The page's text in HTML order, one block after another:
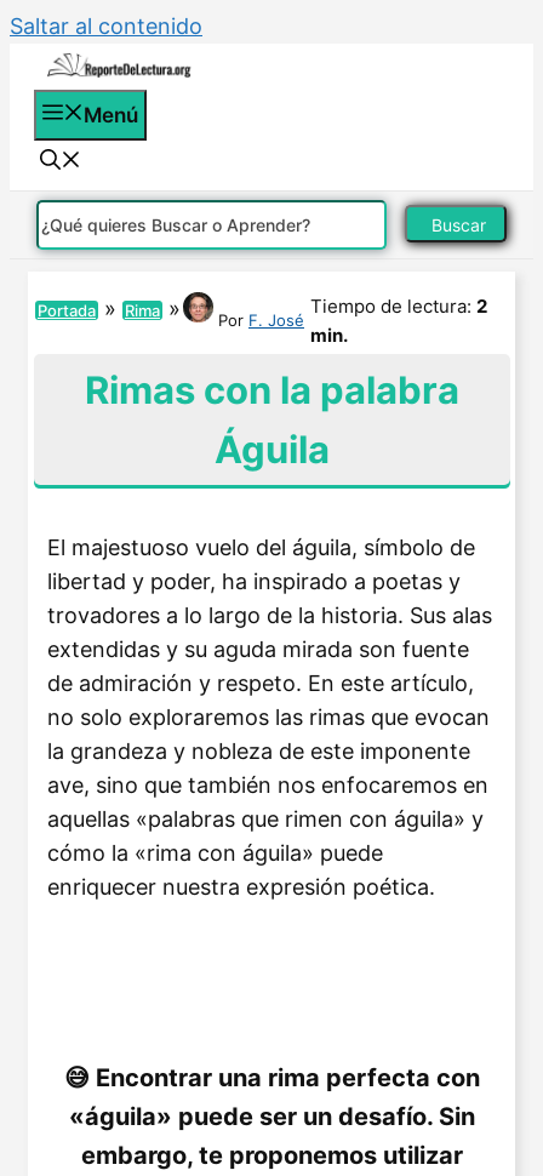
Saltar al contenido
Menú
Buscar
Portada » Rima » Por F. José
Tiempo de lectura: 2
min.
Rimas con la palabra
Águila
El majestuoso vuelo del águila, símbolo de
libertad y poder, ha inspirado a poetas y
trovadores a lo largo de la historia. Sus alas
extendidas y su aguda mirada son fuente
de admiración y respeto. En este artículo,
no solo exploraremos las rimas que evocan
la grandeza y nobleza de este imponente
ave, sino que también nos enfocaremos en
aquellas «palabras que rimen con águila» y
cómo la «rima con águila» puede
enriquecer nuestra expresión poética.
Encontrar una rima perfecta con
«águila» puede ser un desafío. Sin
embargo, te proponemos utilizar